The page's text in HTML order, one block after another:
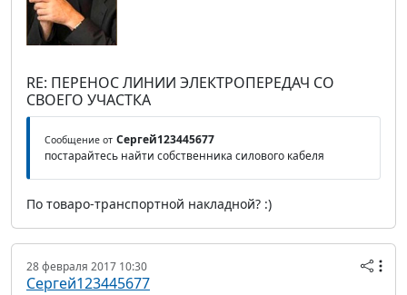
RE: ПЕРЕНОС ЛИНИИ ЭЛЕКТРОПЕРЕДАЧ СО
СВОЕГО УЧАСТКА
Сообщение от Сергей123445677
постарайтесь найти собственника силового кабеля
По товаро-транспортной накладной? :)
28 февраля 2017 10:30
Сергей123445677